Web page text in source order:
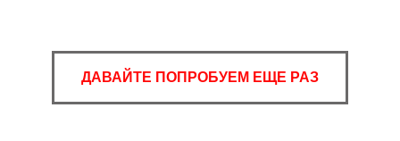
ДАВАЙТЕ ПОПРОБУЕМ ЕЩЕ РАЗ